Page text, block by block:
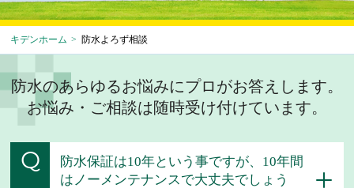
キデンホーム > 防水よろず相談
防水のあらゆるお悩みにプロがお答えします。
お悩み・ご相談は随時受け付けています。
Q
防水保証は10年という事ですが、10年間
はノーメンテナンスで大丈夫でしょう